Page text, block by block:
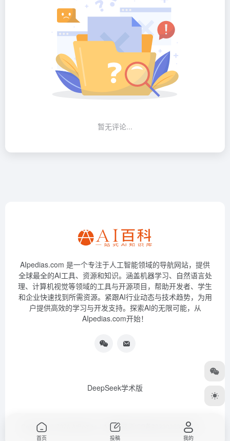
暂无评论...
AIpedias.com 是一个专注于人工智能领域的导航网站，提供
全球最全的AI工具、资源和知识。涵盖机器学习、自然语言处
理、计算机视觉等领域的工具与开源项目，帮助开发者、学生
和企业快速找到所需资源。紧跟AI行业动态与技术趋势，为用
户提供高效的学习与开发支持。探索AI的无限可能，从
AIpedias.com开始！
DeepSeek学术版
Copyright © 2026 AIPedias｜AI导航网 浙ICP备2023026385号-3
首页 投稿 我的